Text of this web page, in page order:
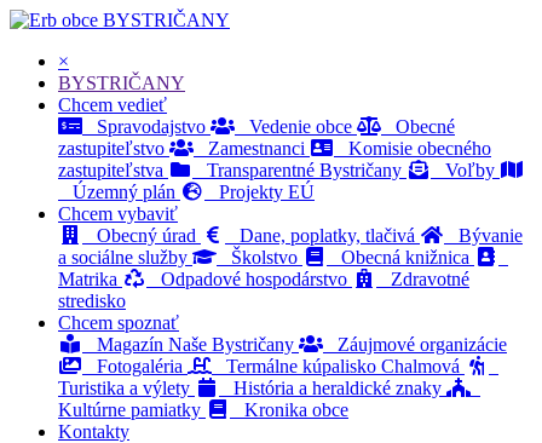
BYSTRIČANY
×
BYSTRIČANY
Chcem vedieť
Spravodajstvo
Vedenie obce
Obecné
zastupiteľstvo
Zamestnanci
Komisie obecného
zastupiteľstva
Transparentné Bystričany
Voľby
Územný plán
Projekty EÚ
Chcem vybaviť
Obecný úrad
Dane, poplatky, tlačivá
Bývanie
a sociálne služby
Školstvo
Obecná knižnica
Matrika
Odpadové hospodárstvo
Zdravotné
stredisko
Chcem spoznať
Magazín Naše Bystričany
Záujmové organizácie
Fotogaléria
Termálne kúpalisko Chalmová
Turistika a výlety
História a heraldické znaky
Kultúrne pamiatky
Kronika obce
Kontakty